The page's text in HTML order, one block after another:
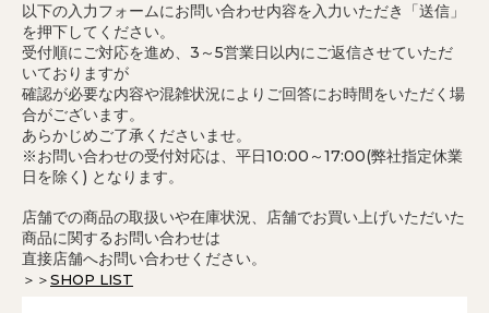
以下の入力フォームにお問い合わせ内容を入力いただき「送信」
を押下してください。
受付順にご対応を進め、3～5営業日以内にご返信させていただ
いておりますが
確認が必要な内容や混雑状況によりご回答にお時間をいただく場
合がございます。
あらかじめご了承くださいませ。
※お問い合わせの受付対応は、平日10:00～17:00(弊社指定休業
日を除く) となります。
店舗での商品の取扱いや在庫状況、店舗でお買い上げいただいた
商品に関するお問い合わせは
直接店舗へお問い合わせください。
＞＞SHOP LIST